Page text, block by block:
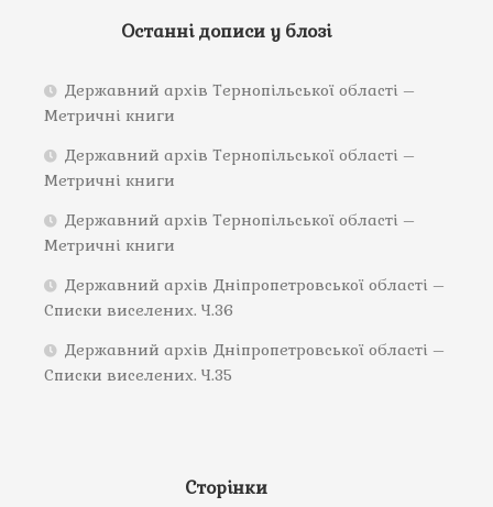
Останні дописи у блозі
Державний архів Тернопільської області –
Метричні книги
Державний архів Тернопільської області –
Метричні книги
Державний архів Тернопільської області –
Метричні книги
Державний архів Дніпропетровської області –
Списки виселених. Ч.36
Державний архів Дніпропетровської області –
Списки виселених. Ч.35
Сторінки